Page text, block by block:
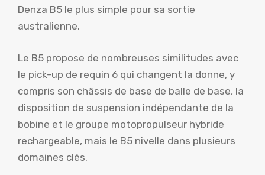
Denza B5 le plus simple pour sa sortie
australienne.
Le B5 propose de nombreuses similitudes avec
le pick-up de requin 6 qui changent la donne, y
compris son châssis de base de balle de base, la
disposition de suspension indépendante de la
bobine et le groupe motopropulseur hybride
rechargeable, mais le B5 nivelle dans plusieurs
domaines clés.